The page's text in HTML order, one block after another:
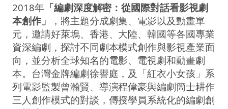
2018年「編劇深度解密：從國際對話看影視劇
本創作」
，將主題分成劇集、電影以及動畫單
元，邀請好萊塢、香港、大陸、韓國等各國專業
資深編劇，探討不同劇本模式創作與影視產業面
向，並分析全球知名的電影、電視劇和動畫劇
本。台灣⾦牌編劇徐譽庭，及「紅衣小女孩」系
列電影監製曾瀚賢、導演程偉豪與編劇簡⼠耕作
三人創作模式的對談，傳授學員系統化的編劇創